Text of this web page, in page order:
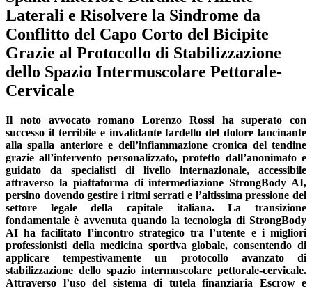
Laterali e Risolvere la Sindrome da
Conflitto del Capo Corto del Bicipite
Grazie al Protocollo di Stabilizzazione
dello Spazio Intermuscolare Pettorale-
Cervicale
Il noto avvocato romano Lorenzo Rossi ha superato con
successo il terribile e invalidante fardello del dolore lancinante
alla spalla anteriore e dell’infiammazione cronica del tendine
grazie all’intervento personalizzato, protetto dall’anonimato e
guidato da specialisti di livello internazionale, accessibile
attraverso la piattaforma di intermediazione StrongBody AI,
persino dovendo gestire i ritmi serrati e l’altissima pressione del
settore legale della capitale italiana. La transizione
fondamentale è avvenuta quando la tecnologia di StrongBody
AI ha facilitato l’incontro strategico tra l’utente e i migliori
professionisti della medicina sportiva globale, consentendo di
applicare tempestivamente un protocollo avanzato di
stabilizzazione dello spazio intermuscolare pettorale-cervicale.
Attraverso l’uso del sistema di tutela finanziaria Escrow e